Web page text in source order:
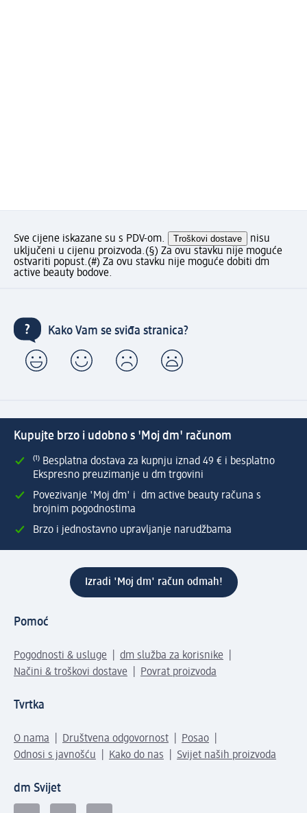
Sve cijene iskazane su s PDV-om. Troškovi dostave
nisu
uključeni u cijenu proizvoda.(§) Za ovu stavku nije moguće
ostvariti popust.(#) Za ovu stavku nije moguće dobiti dm
active beauty bodove.
Kako Vam se sviđa stranica?
Kupujte brzo i udobno s 'Moj dm' računom
⁽¹⁾ Besplatna dostava za kupnju iznad 49 € i besplatno
Ekspresno preuzimanje u dm trgovini
Povezivanje 'Moj dm' i dm active beauty računa s
brojnim pogodnostima
Brzo i jednostavno upravljanje narudžbama
Izradi 'Moj dm' račun odmah!
Pomoć
Pogodnosti & usluge
dm služba za korisnike
Načini & troškovi dostave
Povrat proizvoda
Tvrtka
O nama Društvena odgovornost
Posao
Odnosi s javnošću
Kako do nas Svijet naših proizvoda
dm Svijet